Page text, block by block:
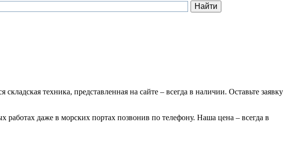
техника, представленная на сайте – всегда в наличии. Оставьте заявку
работах даже в морских портах позвонив по телефону. Наша цена – всегда в